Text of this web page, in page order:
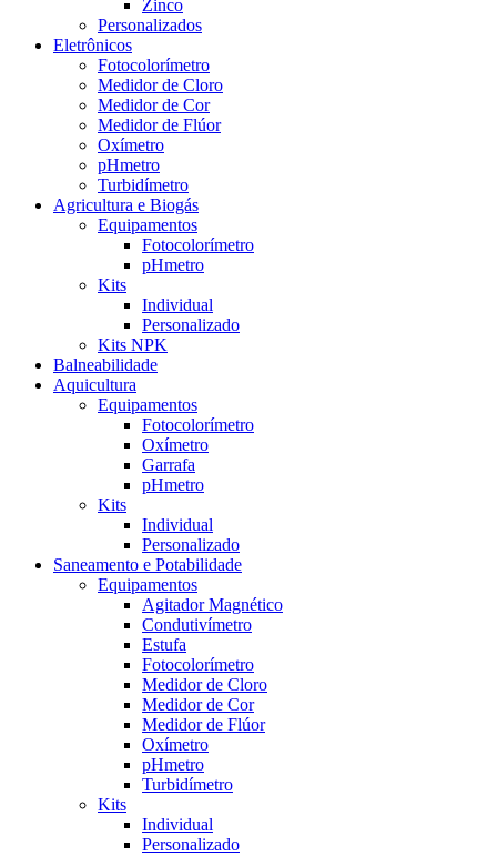
Zinco
Personalizados
Eletrônicos
Fotocolorímetro
Medidor de Cloro
Medidor de Cor
Medidor de Flúor
Oxímetro
pHmetro
Turbidímetro
Agricultura e Biogás
Equipamentos
Fotocolorímetro
pHmetro
Kits
Individual
Personalizado
Kits NPK
Balneabilidade
Aquicultura
Equipamentos
Fotocolorímetro
Oxímetro
Garrafa
pHmetro
Kits
Individual
Personalizado
Saneamento e Potabilidade
Equipamentos
Agitador Magnético
Condutivímetro
Estufa
Fotocolorímetro
Medidor de Cloro
Medidor de Cor
Medidor de Flúor
Oxímetro
pHmetro
Turbidímetro
Kits
Individual
Personalizado